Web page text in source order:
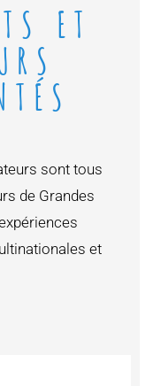
sont tous
de Grandes
et